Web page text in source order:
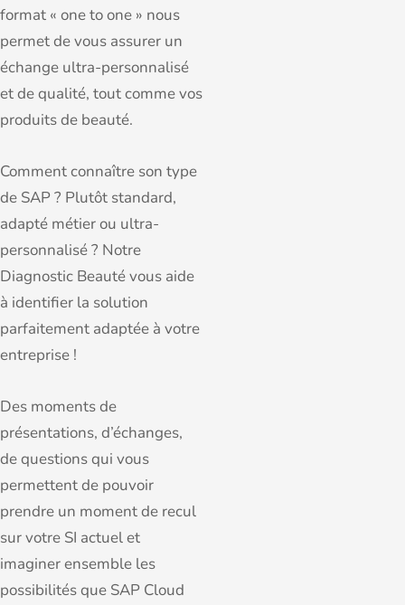
format « one to one » nous
permet de vous assurer un
échange ultra-personnalisé
et de qualité, tout comme vos
produits de beauté.
Comment connaître son type
de SAP ? Plutôt standard,
adapté métier ou ultra-
personnalisé ? Notre
Diagnostic Beauté vous aide
à identifier la solution
parfaitement adaptée à votre
entreprise !
Des moments de
présentations, d’échanges,
de questions qui vous
permettent de pouvoir
prendre un moment de recul
sur votre SI actuel et
imaginer ensemble les
possibilités que SAP Cloud